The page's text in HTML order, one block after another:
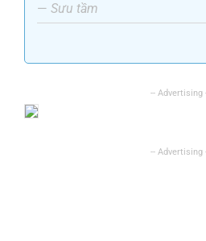
— Sưu tầm